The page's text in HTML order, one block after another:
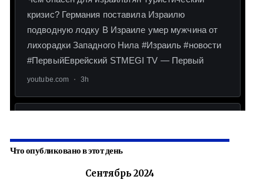
Что опубликовано в этот день
Сентябрь 2024